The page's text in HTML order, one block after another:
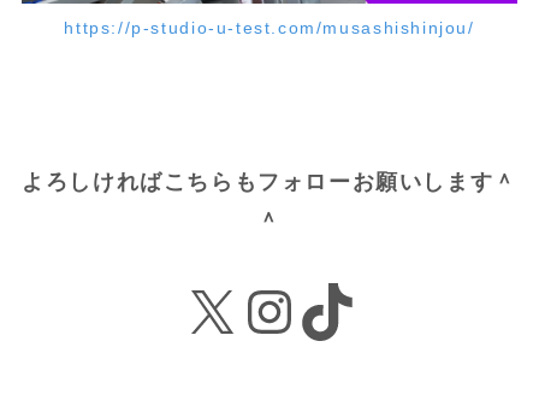
https://p-studio-u-test.com/musashishinjou/
よろしければこちらもフォローお願いします＾
＾
X Instagram
TikTok